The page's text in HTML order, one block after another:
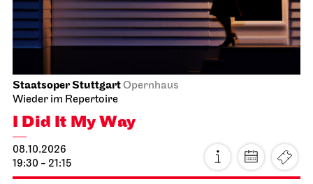
Staatsoper StuttgartOpernhaus
Wieder im Repertoire
I Did It My Way
08.10.2026
19:30 - 21:15